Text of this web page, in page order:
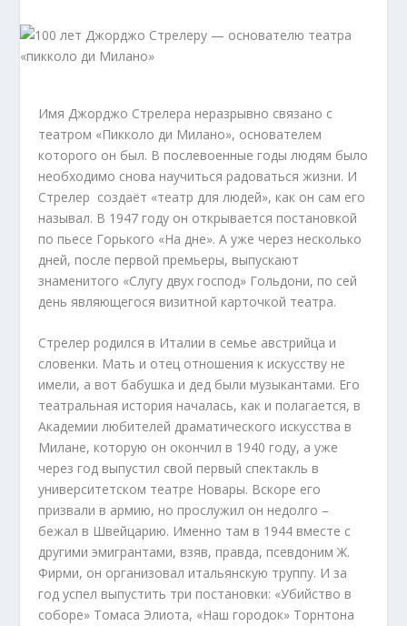
Имя Джорджо Стрелера неразрывно связано с
театром «Пикколо ди Милано», основателем
которого он был. В послевоенные годы людям было
необходимо снова научиться радоваться жизни. И
Стрелер создаёт «театр для людей», как он сам его
называл. В 1947 году он открывается постановкой
по пьесе Горького «На дне». А уже через несколько
дней, после первой премьеры, выпускают
знаменитого «Слугу двух господ» Гольдони, по сей
день являющегося визитной карточкой театра.
Стрелер родился в Италии в семье австрийца и
словенки. Мать и отец отношения к искусству не
имели, а вот бабушка и дед были музыкантами. Его
театральная история началась, как и полагается, в
Академии любителей драматического искусства в
Милане, которую он окончил в 1940 году, а уже
через год выпустил свой первый спектакль в
университетском театре Новары. Вскоре его
призвали в армию, но прослужил он недолго –
бежал в Швейцарию. Именно там в 1944 вместе с
другими эмигрантами, взяв, правда, псевдоним Ж.
Фирми, он организовал итальянскую труппу. И за
год успел выпустить три постановки: «Убийство в
соборе» Томаса Элиота, «Наш городок» Торнтона